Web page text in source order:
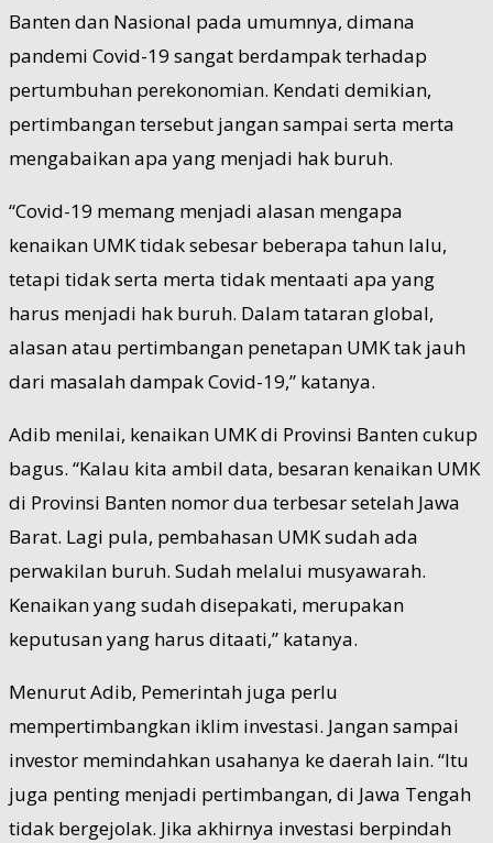
Banten dan Nasional pada umumnya, dimana
pandemi Covid-19 sangat berdampak terhadap
pertumbuhan perekonomian. Kendati demikian,
pertimbangan tersebut jangan sampai serta merta
mengabaikan apa yang menjadi hak buruh.
“Covid-19 memang menjadi alasan mengapa
kenaikan UMK tidak sebesar beberapa tahun lalu,
tetapi tidak serta merta tidak mentaati apa yang
harus menjadi hak buruh. Dalam tataran global,
alasan atau pertimbangan penetapan UMK tak jauh
dari masalah dampak Covid-19,” katanya.
Adib menilai, kenaikan UMK di Provinsi Banten cukup
bagus. “Kalau kita ambil data, besaran kenaikan UMK
di Provinsi Banten nomor dua terbesar setelah Jawa
Barat. Lagi pula, pembahasan UMK sudah ada
perwakilan buruh. Sudah melalui musyawarah.
Kenaikan yang sudah disepakati, merupakan
keputusan yang harus ditaati,” katanya.
Menurut Adib, Pemerintah juga perlu
mempertimbangkan iklim investasi. Jangan sampai
investor memindahkan usahanya ke daerah lain. “Itu
juga penting menjadi pertimbangan, di Jawa Tengah
tidak bergejolak. Jika akhirnya investasi berpindah